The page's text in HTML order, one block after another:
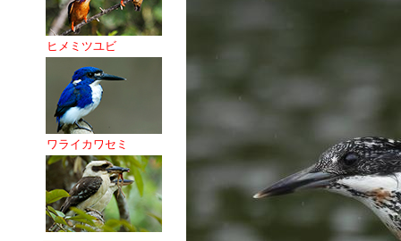
ヒメミツユビ
ワライカワセミ